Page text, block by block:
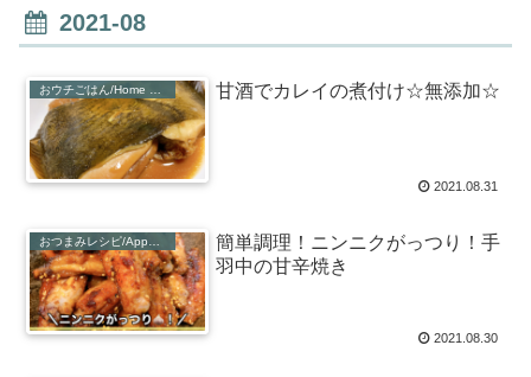
2021-08
甘酒でカレイの煮付け☆無添加☆
2021.08.31
簡単調理！ニンニクがっつり！手
羽中の甘辛焼き
2021.08.30